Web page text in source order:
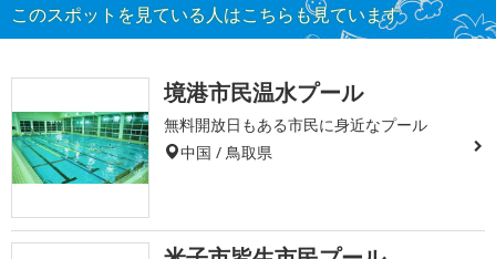
このスポットを見ている人はこちらも見ています
境港市民温水プール
無料開放日もある市民に身近なプール
中国 / 鳥取県